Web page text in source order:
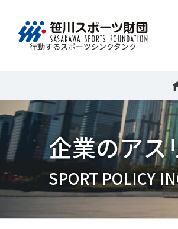
行動するスポーツシンクタンク
＃誰が子どものスポー
＃競技人口 ＃高
Mission＆Visionの達成に向け
研究調査活動を行います。客
析・研究に基づく実現性のあ
につなげています。
自治体・スポーツ組織・企業
ツ推進計画の策定やスポーツ
る取り組みを共同で実践して
「スポーツ・フォー・オール
日本国外の組織との連携、国
を行います。また、諸外国の
報収集に積極的に取り組んで
日本のスポーツ政策について
活動やこどもの運動実施率な
ツ界の諸問題に関するコラム
史に残る貴重な証言など、様
コンテンツを作成し、スポー
べき役割を考察しています。
企業のアス
SPORT POLICY